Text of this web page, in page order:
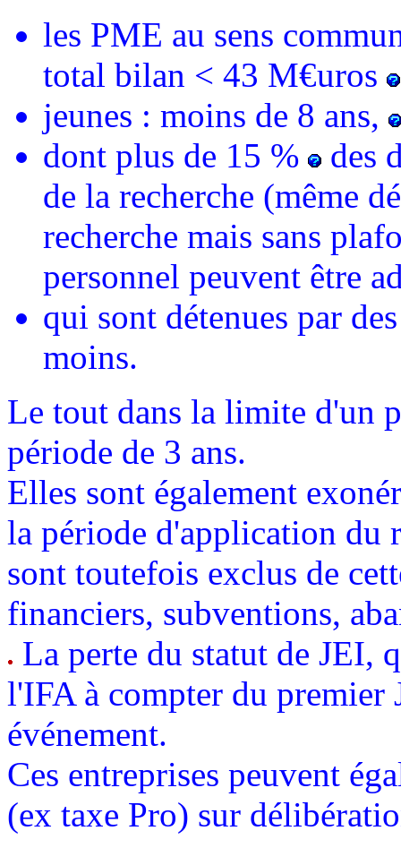
les PME au sens
total bilan < 43 M€uros
jeunes : moins de 8 ans,
dont plus de 15 %
des
de la recherche (même
recherche mais sans
personnel peuvent être
qui sont détenues par
moins.
Le tout dans la limite d'un
période de 3 ans.
Elles sont également
la période d'application du
sont toutefois exclus de
financiers, subventions,
La perte du statut de JEI,
l'IFA à compter du premier
événement.
Ces entreprises peuvent
(ex taxe Pro) sur